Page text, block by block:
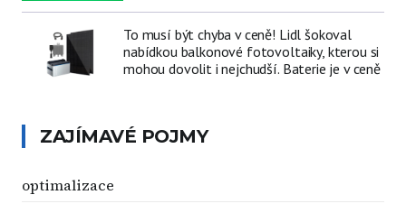
To musí být chyba v ceně! Lidl šokoval
nabídkou balkonové fotovoltaiky, kterou si
mohou dovolit i nejchudší. Baterie je v ceně
ZAJÍMAVÉ POJMY
optimalizace